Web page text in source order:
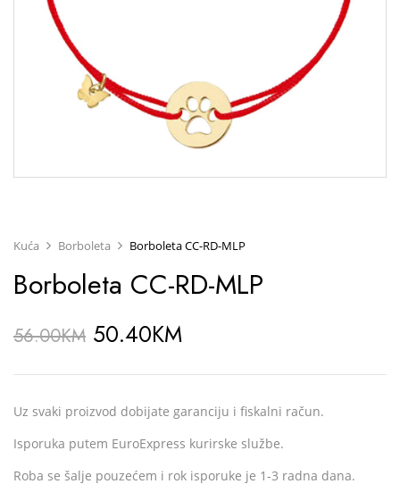
Kuća Borboleta Borboleta CC-RD-MLP
Borboleta CC-RD-MLP
56.00KM 50.40KM
Uz svaki proizvod dobijate garanciju i fiskalni račun.
Isporuka putem EuroExpress kurirske službe.
Roba se šalje pouzećem i rok isporuke je 1-3 radna dana.